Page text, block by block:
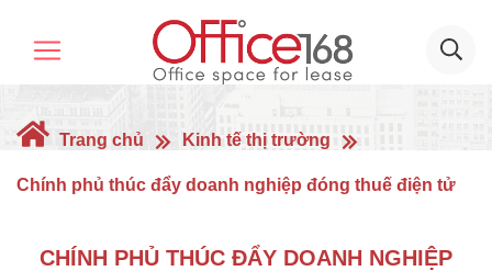
Trang chủ Kinh tế thị trường
Chính phủ thúc đẩy doanh nghiệp đóng thuế điện tử
CHÍNH PHỦ THÚC ĐẨY DOANH NGHIỆP